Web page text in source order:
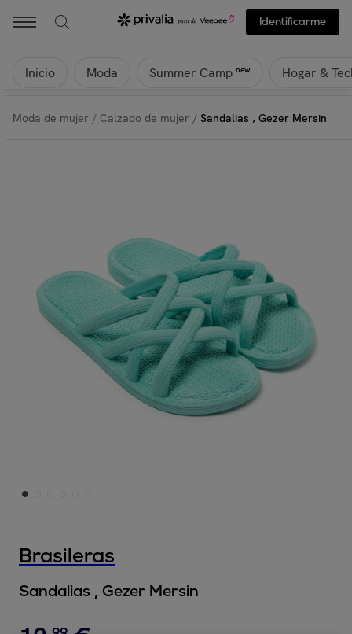
Identificarme
Inicio Moda Summer Camp new Hogar &
Moda de mujer / Calzado de mujer / Sandalias , Gezer Mersin
Brasileras
Sandalias , Gezer Mersin